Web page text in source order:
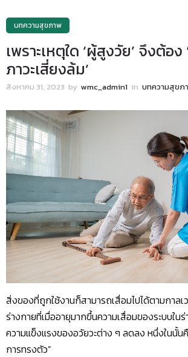
บทความสุขภาพ
เพราะเหตุใด ‘ผู้สูงวัย’ จึงต้อง
ภาวะเสี่ยงล้ม’
สิงหาคม 31, 2023 by wmc_admin1 in บทความสุขภ
สิ่งของที่ถูกใช้งานก็สามารถเสื่อมไปได้ตามกาลเ
ร่างกายที่เมื่ออายุมากขึ้นความเสื่อมของระบบใน
ความแข็งแรงของอวัยวะต่าง ๆ ลดลง หนึ่งในนั้น
การทรงตัว”